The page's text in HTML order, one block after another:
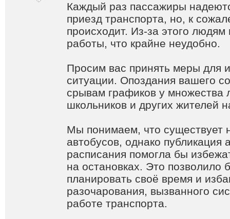
Каждый раз пассажиры
приезд транспорта, но, к
происходит. Из-за этого
работы, что крайне неудобно.
Просим вас принять меры для
ситуации. Опоздания вашего
срывам графиков у множества
школьников и других жителей
Мы понимаем, что существует
автобусов, однако публикация
расписания помогла бы
на остановках. Это позволило
планировать своё время и
разочарования, вызванного
работе транспорта.